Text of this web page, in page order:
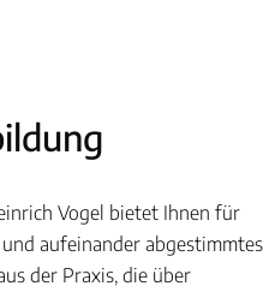
Vogel bietet Ihnen für
aufeinander abgestimmtes
der Praxis, die über